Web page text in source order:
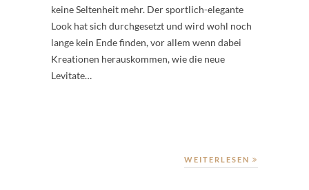
keine Seltenheit mehr. Der sportlich-elegante
Look hat sich durchgesetzt und wird wohl noch
lange kein Ende finden, vor allem wenn dabei
Kreationen herauskommen, wie die neue
Levitate…
WEITERLESEN